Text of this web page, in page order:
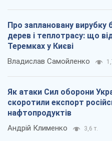
Про заплановану вирубку
дерев і теплотрасу: що
Теремках у Києві
Владислав Самойленко
Як атаки Сил оборони
скоротили експорт
нафтопродуктів
Андрій Клименко 3,6 т.